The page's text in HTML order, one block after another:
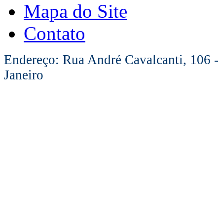
Mapa do Site
Contato
Endereço: Rua André Cavalcanti, 106
Janeiro